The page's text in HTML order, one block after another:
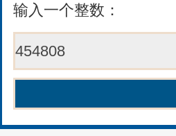
输入一个整数：